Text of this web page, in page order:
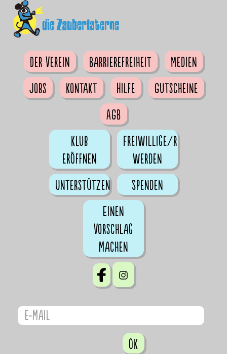
Der Verein Barrierefreiheit
Medien
Jobs
Kontakt Hilfe
Gutscheine
AGB
Klub
eröffnen
Freiwillige/r
werden
Unterstützen
Spenden
Einen
Vorschlag
machen
OK